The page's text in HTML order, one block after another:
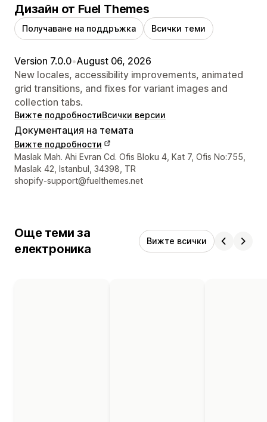
Дизайн от Fuel Themes
Получаване на поддръжка Всички теми
Version 7.0.0•August 06, 2026
New locales, accessibility improvements, animated
grid transitions, and fixes for variant images and
collection tabs.
Вижте подробностиВсички версии
Документация на темата
Вижте подробности
Данни за връзка с дизайнера
Maslak Mah. Ahi Evran Cd. Ofis Bloku 4, Kat 7, Ofis No:755,
Maslak 42, Istanbul, 34398, TR
shopify-support@fuelthemes.net
Още теми за
електроника
Вижте всички